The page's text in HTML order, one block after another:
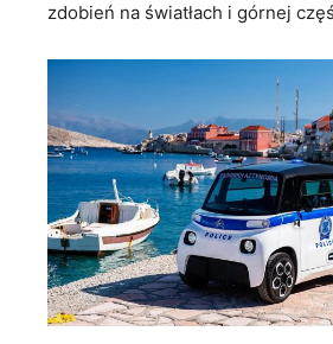
zdobień na światłach i górnej